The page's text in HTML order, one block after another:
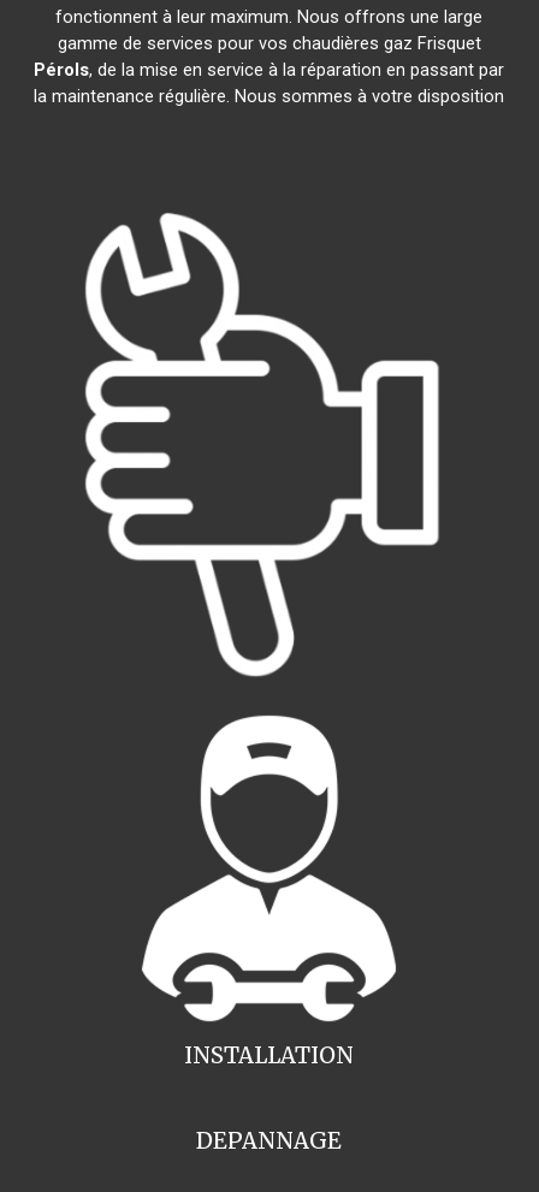
fonctionnent à leur maximum. Nous offrons une large
gamme de services pour vos chaudières gaz Frisquet
Pérols, de la mise en service à la réparation en passant par
la maintenance régulière. Nous sommes à votre disposition
INSTALLATION
DEPANNAGE